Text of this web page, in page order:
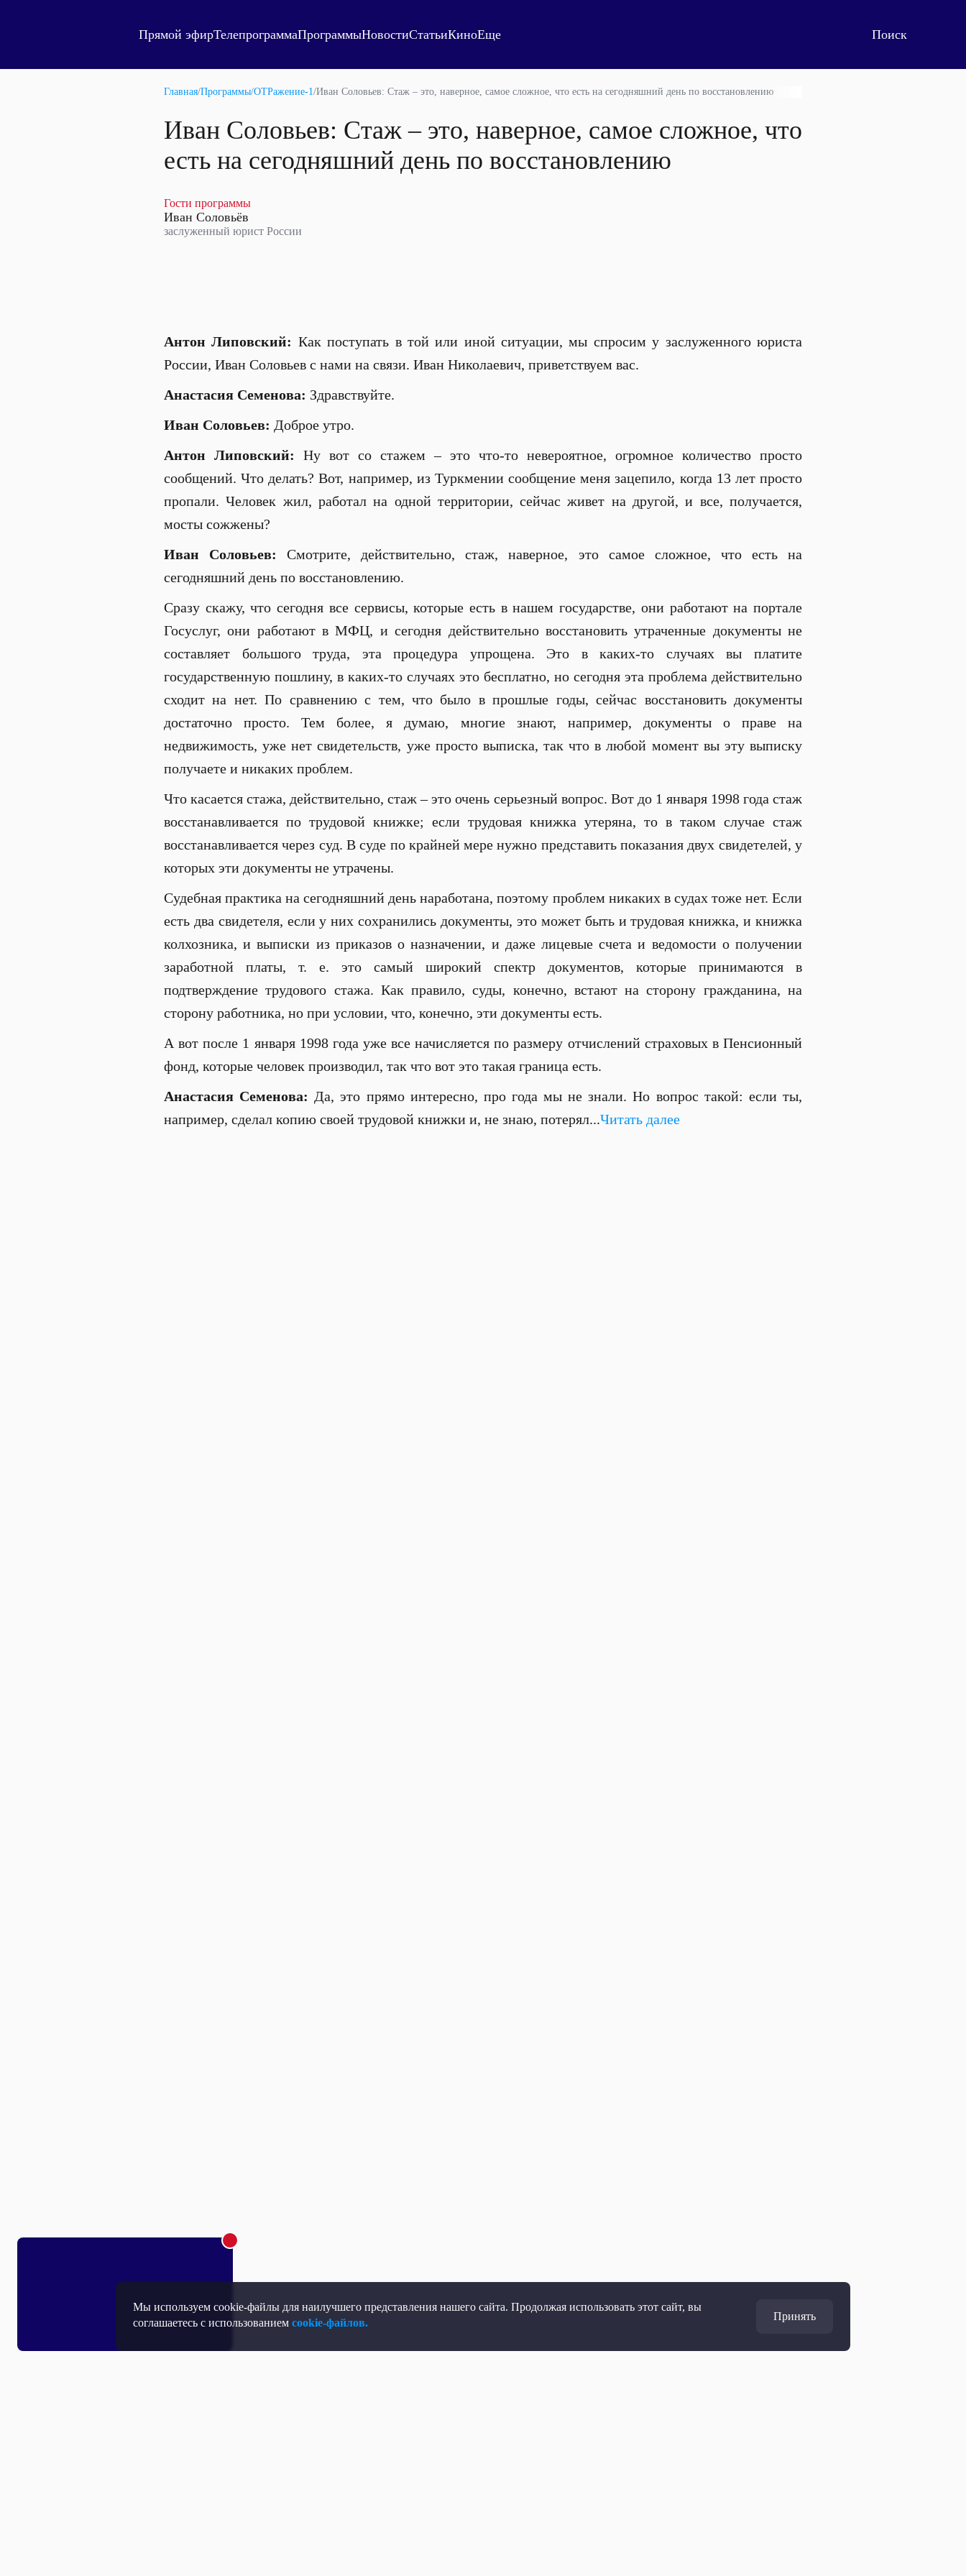
Мы используем cookie-файлы для наилучшего представления нашего сайта. Продолжая использовать этот сайт, вы
соглашаетесь с использованиемcookie-файлов.
Принять
Прямой эфирТелепрограммаПрограммыНовостиСтатьиКиноЕще
Главная/Программы/ОТРажение-1/Иван Соловьев: Стаж – это, наверное, самое сложное, что есть на сегодняшний день по восстановлению
Иван Соловьев: Стаж – это, наверное, самое сложное, что
есть на сегодняшний день по восстановлению
Гости программы
Иван Соловьёв
заслуженный юрист России
Антон Липовский: Как поступать в той или иной ситуации, мы спросим у заслуженного юриста
России, Иван Соловьев с нами на связи. Иван Николаевич, приветствуем вас.
Анастасия Семенова: Здравствуйте.
Иван Соловьев: Доброе утро.
Антон Липовский: Ну вот со стажем – это что-то невероятное, огромное количество просто
сообщений. Что делать? Вот, например, из Туркмении сообщение меня зацепило, когда 13 лет просто
пропали. Человек жил, работал на одной территории, сейчас живет на другой, и все, получается,
мосты сожжены?
Иван Соловьев: Смотрите, действительно, стаж, наверное, это самое сложное, что есть на
сегодняшний день по восстановлению.
Сразу скажу, что сегодня все сервисы, которые есть в нашем государстве, они работают на портале
Госуслуг, они работают в МФЦ, и сегодня действительно восстановить утраченные документы не
составляет большого труда, эта процедура упрощена. Это в каких-то случаях вы платите
государственную пошлину, в каких-то случаях это бесплатно, но сегодня эта проблема действительно
сходит на нет. По сравнению с тем, что было в прошлые годы, сейчас восстановить документы
достаточно просто. Тем более, я думаю, многие знают, например, документы о праве на
недвижимость, уже нет свидетельств, уже просто выписка, так что в любой момент вы эту выписку
получаете и никаких проблем.
Что касается стажа, действительно, стаж – это очень серьезный вопрос. Вот до 1 января 1998 года стаж
восстанавливается по трудовой книжке; если трудовая книжка утеряна, то в таком случае стаж
восстанавливается через суд. В суде по крайней мере нужно представить показания двух свидетелей, у
которых эти документы не утрачены.
Судебная практика на сегодняшний день наработана, поэтому проблем никаких в судах тоже нет. Если
есть два свидетеля, если у них сохранились документы, это может быть и трудовая книжка, и книжка
колхозника, и выписки из приказов о назначении, и даже лицевые счета и ведомости о получении
заработной платы, т. е. это самый широкий спектр документов, которые принимаются в
подтверждение трудового стажа. Как правило, суды, конечно, встают на сторону гражданина, на
сторону работника, но при условии, что, конечно, эти документы есть.
А вот после 1 января 1998 года уже все начисляется по размеру отчислений страховых в Пенсионный
фонд, которые человек производил, так что вот это такая граница есть.
Анастасия Семенова: Да, это прямо интересно, про года мы не знали. Но вопрос такой: если ты,
например, сделал копию своей трудовой книжки и, не знаю, потерял...Читать далее